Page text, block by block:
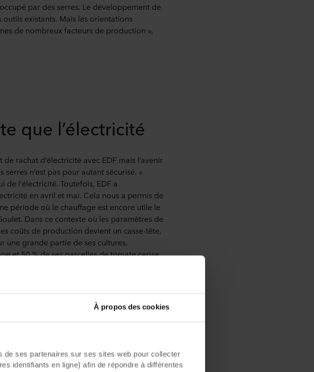
À propos des cookies
ses partenaires sur ses sites web pour collecter
identifiants en ligne) afin de répondre à différentes
par des serres. Le développement de
existants. Mais les orientations
de nombreux facteurs de production »,
que l’électricité
rachat d’électricité avec EDF mais l’avenir
n’est pas pour autant sécurisé. «
l’électricité. Toutefois, EDF a
en avril et mai. Cela nous a permis de
période où le chauffage est encore utile le
Dans ce contexte où les paramètres de
coûts de production devient un casse-tête,
une grande partie de ses cultures,
et 50 % de ses parcelles de tomate cerise.